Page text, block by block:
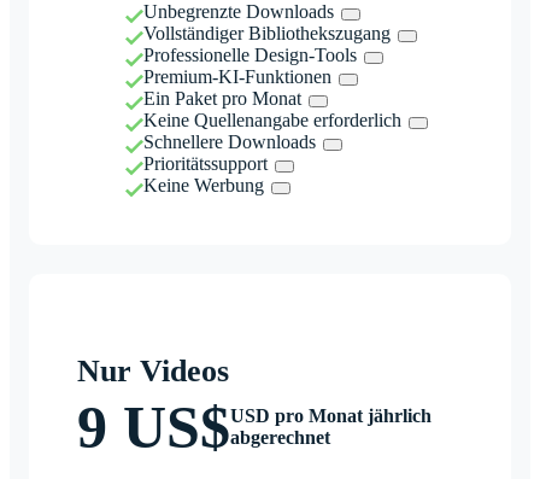
Unbegrenzte Downloads
Vollständiger Bibliothekszugang
Professionelle Design-Tools
Premium-KI-Funktionen
Ein Paket pro Monat
Keine Quellenangabe erforderlich
Schnellere Downloads
Prioritätssupport
Keine Werbung
Nur Videos
9 US$USD pro Monat jährlich
abgerechnet